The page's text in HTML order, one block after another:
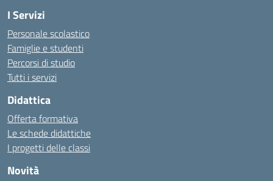
I Servizi
Personale scolastico
Famiglie e studenti
Percorsi di studio
Tutti i servizi
Didattica
Offerta formativa
Le schede didattiche
I progetti delle classi
Novità